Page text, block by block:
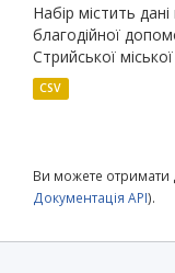
Набір містить
благодійної
Стрийської
CSV
Ви можете отримати
Документація API).